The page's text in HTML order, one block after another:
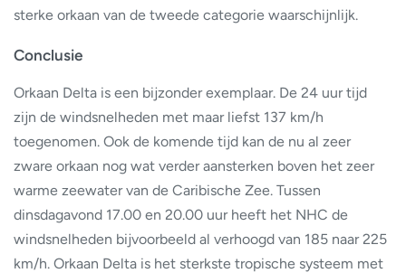
sterke orkaan van de tweede categorie waarschijnlijk.
Conclusie
Orkaan Delta is een bijzonder exemplaar. De 24 uur tijd
zijn de windsnelheden met maar liefst 137 km/h
toegenomen. Ook de komende tijd kan de nu al zeer
zware orkaan nog wat verder aansterken boven het zeer
warme zeewater van de Caribische Zee. Tussen
dinsdagavond 17.00 en 20.00 uur heeft het NHC de
windsnelheden bijvoorbeeld al verhoogd van 185 naar 225
km/h. Orkaan Delta is het sterkste tropische systeem met